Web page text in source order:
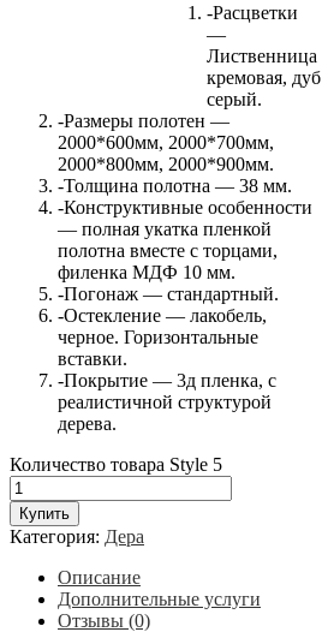
-Расцветки
—
Лиственница
кремовая, дуб
серый.
-Размеры полотен —
2000*600мм, 2000*700мм,
2000*800мм, 2000*900мм.
-Толщина полотна — 38 мм.
-Конструктивные особенности
— полная укатка пленкой
полотна вместе с торцами,
филенка МДФ 10 мм.
-Погонаж — стандартный.
-Остекление — лакобель,
черное. Горизонтальные
вставки.
-Покрытие — 3д пленка, с
реалистичной структурой
дерева.
Количество товара Style 5
Купить
Категория: Дера
Описание
Дополнительные услуги
Отзывы (0)